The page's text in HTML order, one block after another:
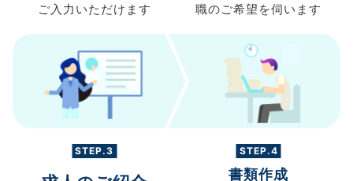
ご入力 いただけます
職のご希望を伺います
STEP.3 STEP.4
書類作成